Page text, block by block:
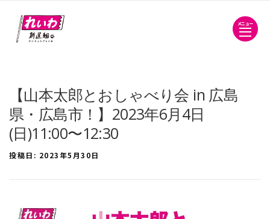
メニュー
【山本太郎とおしゃべり会 in 広島
県・広島市！】2023年6月4日
(日)11:00〜12:30
投稿日: 2023年5月30日